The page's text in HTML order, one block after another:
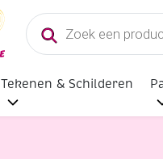
Producten
zoeken
Tekenen & Schilderen